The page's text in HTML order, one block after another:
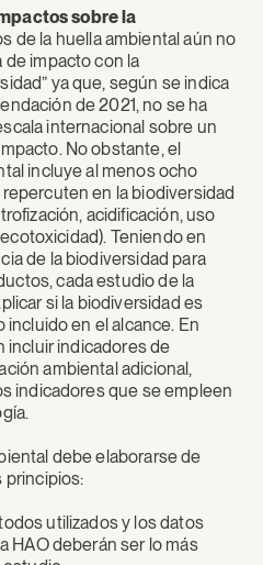
sobre la
de la huella ambiental aún no
impacto con la
ya que, según se indica
de 2021, no se ha
internacional sobre un
No obstante, el
incluye al menos ocho
en la biodiversidad
acidificación, uso
Teniendo en
de la biodiversidad para
cada estudio de la
si la biodiversidad es
en el alcance. En
incluir indicadores de
ambiental adicional,
indicadores que se empleen
debe elaborarse de
principios:
utilizados y los datos
HAO deberán ser lo más